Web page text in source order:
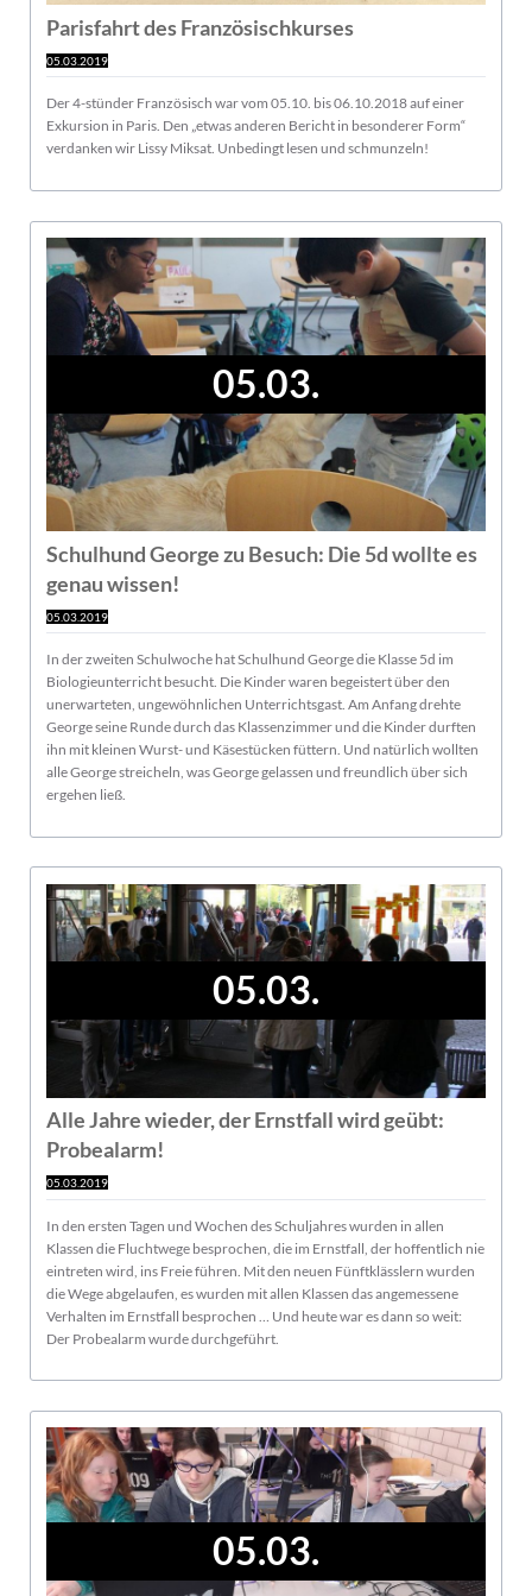
Parisfahrt des Französischkurses
05.03.2019
Der 4-stünder Französisch war vom 05.10. bis 06.10.2018 auf einer
Exkursion in Paris. Den „etwas anderen Bericht in besonderer Form“
verdanken wir Lissy Miksat. Unbedingt lesen und schmunzeln!
05.03.
Schulhund George zu Besuch: Die 5d wollte es
genau wissen!
05.03.2019
In der zweiten Schulwoche hat Schulhund George die Klasse 5d im
Biologieunterricht besucht. Die Kinder waren begeistert über den
unerwarteten, ungewöhnlichen Unterrichtsgast. Am Anfang drehte
George seine Runde durch das Klassenzimmer und die Kinder durften
ihn mit kleinen Wurst- und Käsestücken füttern. Und natürlich wollten
alle George streicheln, was George gelassen und freundlich über sich
ergehen ließ.
05.03.
Alle Jahre wieder, der Ernstfall wird geübt:
Probealarm!
05.03.2019
In den ersten Tagen und Wochen des Schuljahres wurden in allen
Klassen die Fluchtwege besprochen, die im Ernstfall, der hoffentlich nie
eintreten wird, ins Freie führen. Mit den neuen Fünftklässlern wurden
die Wege abgelaufen, es wurden mit allen Klassen das angemessene
Verhalten im Ernstfall besprochen … Und heute war es dann so weit:
Der Probealarm wurde durchgeführt.
05.03.